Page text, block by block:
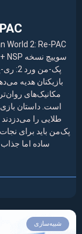
پک-
بازیکنان هدیه
مکانیک‌های
است. داستان
پک‌من باید برای
ساده اما
شبیه‌سازی